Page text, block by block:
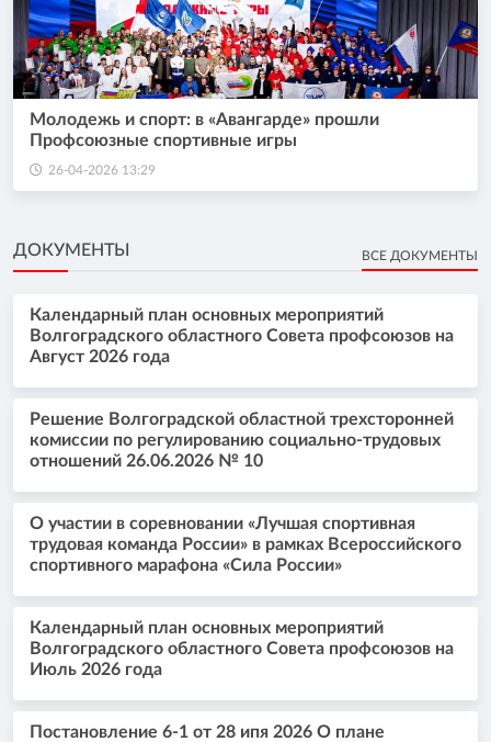
Молодежь и спорт: в «Авангарде» прошли
Профсоюзные спортивные игры
26-04-2026 13:29
ДОКУМЕНТЫ ВСЕ ДОКУМЕНТЫ
Календарный план основных мероприятий
Волгоградского областного Совета профсоюзов на
Август 2026 года
Решение Волгоградской областной трехсторонней
комиссии по регулированию социально-трудовых
отношений 26.06.2026 № 10
О участии в соревновании «Лучшая спортивная
трудовая команда России» в рамках Всероссийского
спортивного марафона «Сила России»
Календарный план основных мероприятий
Волгоградского областного Совета профсоюзов на
Июль 2026 года
Постановление 6-1 от 28 ипя 2026 О плане